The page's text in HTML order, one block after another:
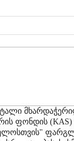
ფონდის (KAS)